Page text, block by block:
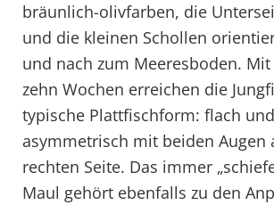
bräunlich-olivfarben, die
und die kleinen Schollen
und nach zum Meeresboden. Mit
zehn Wochen erreichen die
typische Plattfischform: flach und
asymmetrisch mit beiden Augen
rechten Seite. Das immer
Maul gehört ebenfalls zu den